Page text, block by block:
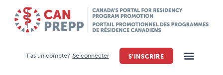
T'as un compte? Se connecter S'INSCRIRE